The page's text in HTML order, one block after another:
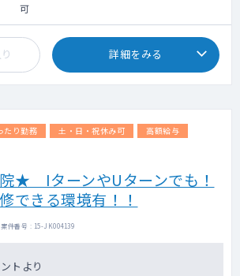
可
詳細をみる
たり勤務 土・日・祝休み可
高額給与
★ IターンやUターンでも！
できる環境有！！
件番号 : 15-JK004139
トより